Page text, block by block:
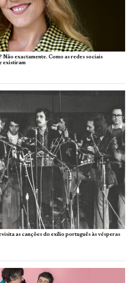
Não exactamente. Como as redes sociais
existiram
as canções do exílio português às vésperas